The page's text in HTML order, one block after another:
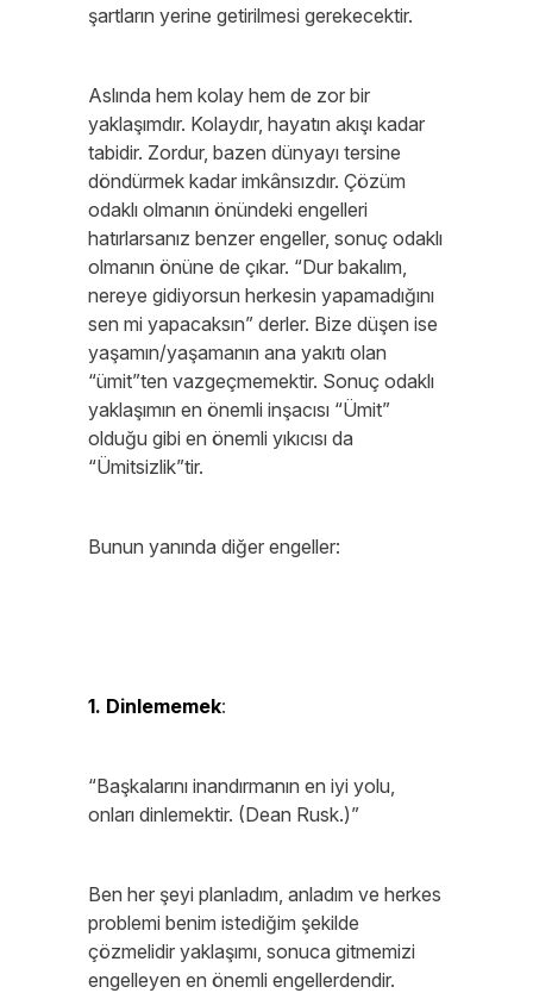
şartların yerine getirilmesi gerekecektir.
Aslında hem kolay hem de zor bir
yaklaşımdır. Kolaydır, hayatın akışı kadar
tabidir. Zordur, bazen dünyayı tersine
döndürmek kadar imkânsızdır. Çözüm
odaklı olmanın önündeki engelleri
hatırlarsanız benzer engeller, sonuç odaklı
olmanın önüne de çıkar. “Dur bakalım,
nereye gidiyorsun herkesin yapamadığını
sen mi yapacaksın” derler. Bize düşen ise
yaşamın/yaşamanın ana yakıtı olan
“ümit”ten vazgeçmemektir. Sonuç odaklı
yaklaşımın en önemli inşacısı “Ümit”
olduğu gibi en önemli yıkıcısı da
“Ümitsizlik”tir.
Bunun yanında diğer engeller:
1. Dinlememek:
“Başkalarını inandırmanın en iyi yolu,
onları dinlemektir. (Dean Rusk.)”
Ben her şeyi planladım, anladım ve herkes
problemi benim istediğim şekilde
çözmelidir yaklaşımı, sonuca gitmemizi
engelleyen en önemli engellerdendir.